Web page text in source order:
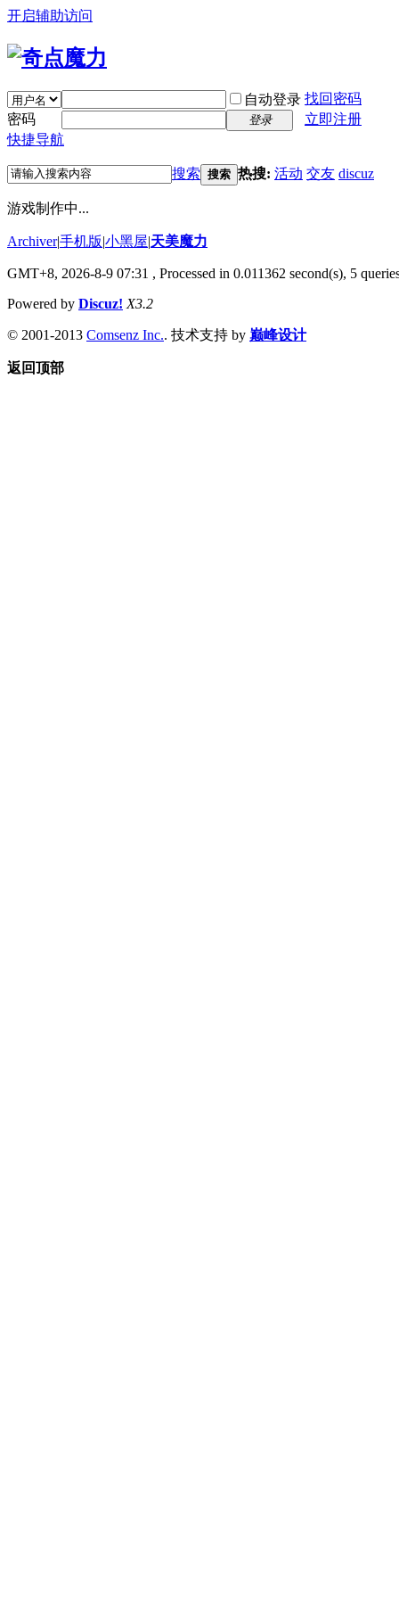
开启辅助访问
自动登录 找回密码
密码
登录
立即注册
快捷导航
搜索 搜索 热搜: 活动 交友 discuz
游戏制作中...
Archiver|手机版|小黑屋|天美魔力
GMT+8, 2026-8-9 07:31 , Processed in 0.011362 second(s), 5
Powered by Discuz! X3.2
© 2001-2013 Comsenz Inc.. 技术支持 by 巅峰设计
返回顶部